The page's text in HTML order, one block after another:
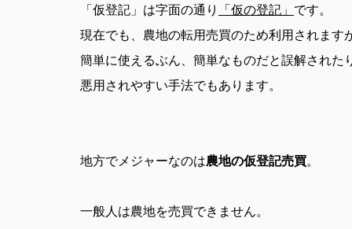
「仮登記」は字面の通り 「仮の登記」 です。
現在でも、農地の転用売買のため利用されます
簡単に使えるぶん、簡単なものだと誤解された
悪用されやすい手法でもあります。
地方でメジャーなのは農地の仮登記売買。
一般人は農地を売買できません。